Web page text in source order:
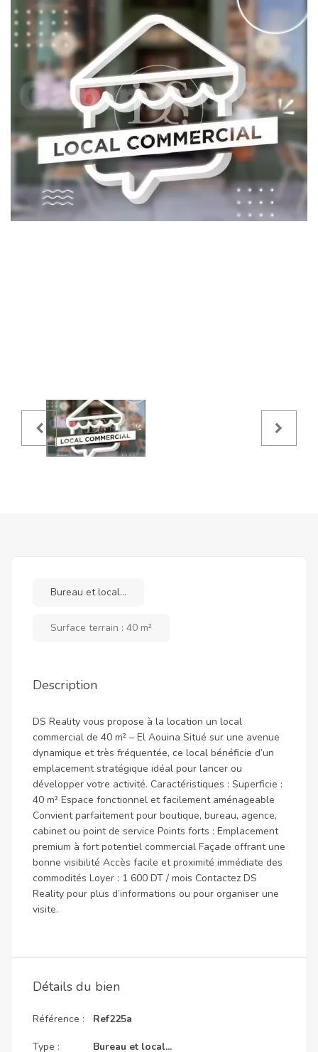
Bureau et local...
Surface terrain : 40 m²
Description
DS Reality vous propose à la location un local
commercial de 40 m² – El Aouina Situé sur une avenue
dynamique et très fréquentée, ce local bénéficie d’un
emplacement stratégique idéal pour lancer ou
développer votre activité. Caractéristiques : Superficie :
40 m² Espace fonctionnel et facilement aménageable
Convient parfaitement pour boutique, bureau, agence,
cabinet ou point de service Points forts : Emplacement
premium à fort potentiel commercial Façade offrant une
bonne visibilité Accès facile et proximité immédiate des
commodités Loyer : 1 600 DT / mois Contactez DS
Reality pour plus d’informations ou pour organiser une
visite.
Détails du bien
Référence :
Type :
Ref225a
Bureau et local...